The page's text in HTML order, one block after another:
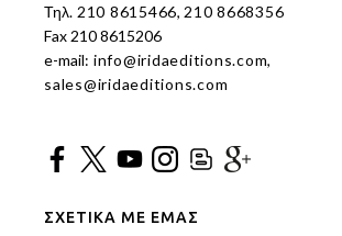
Τηλ. 210 8615466, 210 8668356
Fax 210 8615206
e-mail: info@iridaeditions.com,
sales@iridaeditions.com
ΣΧΕΤΙΚΑ ΜΕ ΕΜΑΣ